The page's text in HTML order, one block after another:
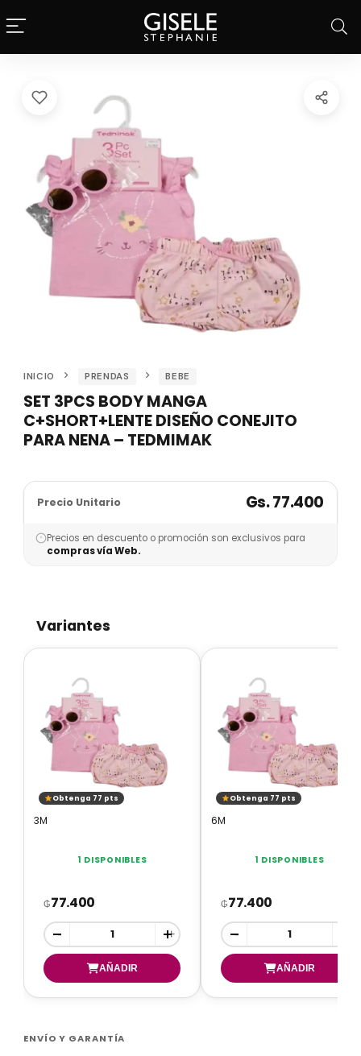
INICIO PRENDAS BEBE
SET 3PCS BODY MANGA
C+SHORT+LENTE DISEÑO CONEJITO
PARA NENA – TEDMIMAK
Precio Unitario Gs. 77.400
Precios en descuento o promoción son exclusivos para
compras vía Web.
Variantes
Obtenga 77 pts
3M
1 DISPONIBLES
₲77.400
- +
Obtenga 77 pts
6M
1 DISPONIBLES
₲77.400
-
ENVÍO Y GARANTÍA